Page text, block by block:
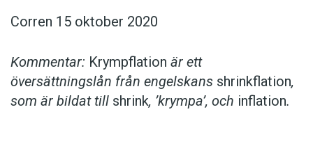
Corren 15 oktober 2020
Kommentar: Krympflation är ett
översättningslån från engelskans shrinkflation,
som är bildat till shrink, ’krympa’, och inflation.